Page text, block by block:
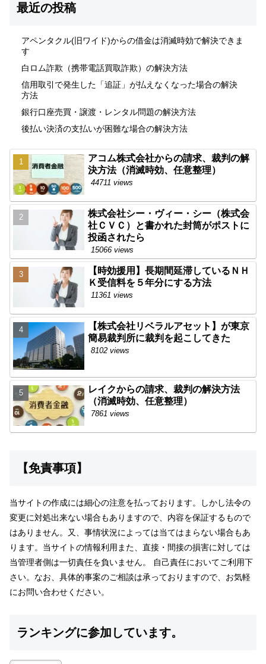
最近の投稿
アペンタクル(旧ワイド)からの借金は消滅時効で解決できま
す
白ロム詐欺（携帯電話買取詐欺）の解決方法
信用取引で発生した「追証」が払えなくなった場合の解決
方法
銀行口座売買・譲渡・レンタル問題の解決方法
後払い決済の支払いが困難な場合の解決方法
アコム株式会社からの請求、裁判の解
決方法（消滅時効、任意整理）
44711 views
株式会社シー・ヴィー・シー（株式会
社ＣＶＣ）と書かれた封筒がポストに
投函されたら
15066 views
【時効援用】長期間延滞しているＮＨ
Ｋ受信料を５年分にする方法
11361 views
【株式会社リベラルアセット】が東京
簡易裁判所に裁判を起こしてきた
8102 views
レイクからの請求、裁判の解決方法
（消滅時効、任意整理）
7861 views
【免責事項】
当サイトの作成には細心の注意を払っております。しかし法令の
変更に対処出来ない場合もありますので、内容を保証するもので
はありません。又、事情状況によっては当てはまらない場合もあ
ります。当サイトの情報利用また、直接・間接の損害に対しては
当管理者側は一切責任を負いません。 自己責任においてご利用下
さい。なお、具体的事案のご相談は承っておりますので、お気軽
にお問い合わせください。
ランキングに参加しています。